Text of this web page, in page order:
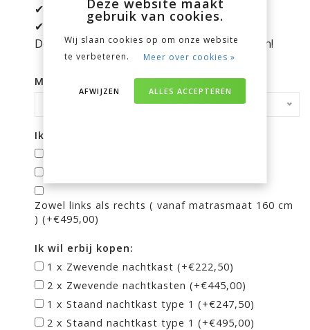
✔ Inclusief 1 set bedlades
✔ inlegdiepte matras 15,5 cm
De prijs is exclusief bedbodems en matrassen!
Maak een keuze:
*
90 x 200 cm - €959,00
Ik wil graag bedlades links en/of recht:
Zowel links als rechts ( vanaf matrasmaat 160 cm
) (+€495,00)
Ik wil erbij kopen:
1 x Zwevende nachtkast (+€222,50)
2 x Zwevende nachtkasten (+€445,00)
1 x Staand nachtkast type 1 (+€247,50)
2 x Staand nachtkast type 1 (+€495,00)
Deze website maakt
gebruik van cookies.
Wij slaan cookies op om onze website
te verbeteren.
Meer over cookies »
ALLES ACCEPTEREN
AFWIJZEN